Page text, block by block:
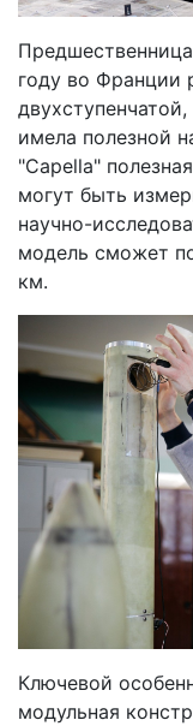
году во Франции
имела полезной
"Capella"
могут быть
научно-
модель сможет
км.
Ключевой
модульная